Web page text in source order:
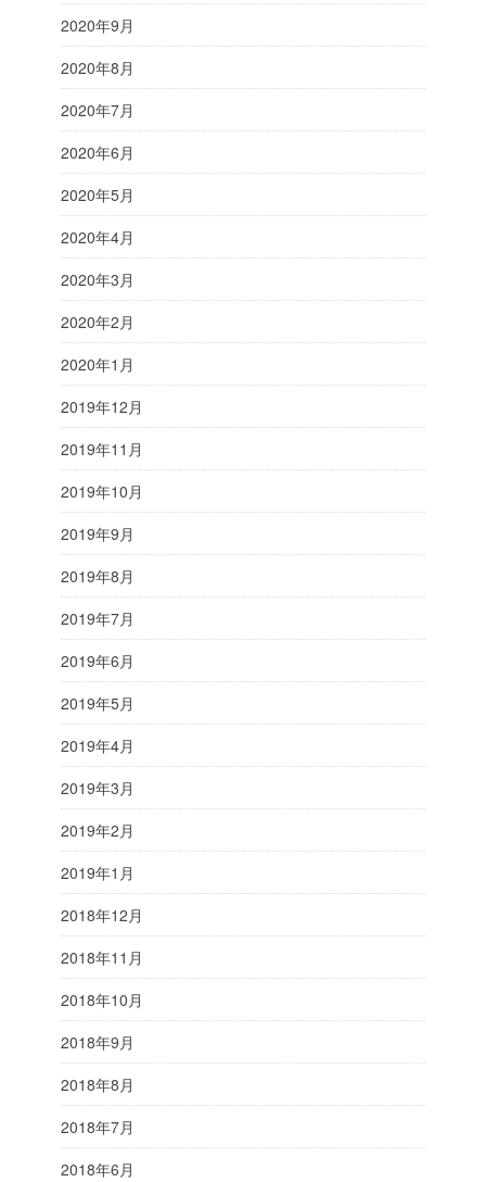
2020年9月
2020年8月
2020年7月
2020年6月
2020年5月
2020年4月
2020年3月
2020年2月
2020年1月
2019年12月
2019年11月
2019年10月
2019年9月
2019年8月
2019年7月
2019年6月
2019年5月
2019年4月
2019年3月
2019年2月
2019年1月
2018年12月
2018年11月
2018年10月
2018年9月
2018年8月
2018年7月
2018年6月